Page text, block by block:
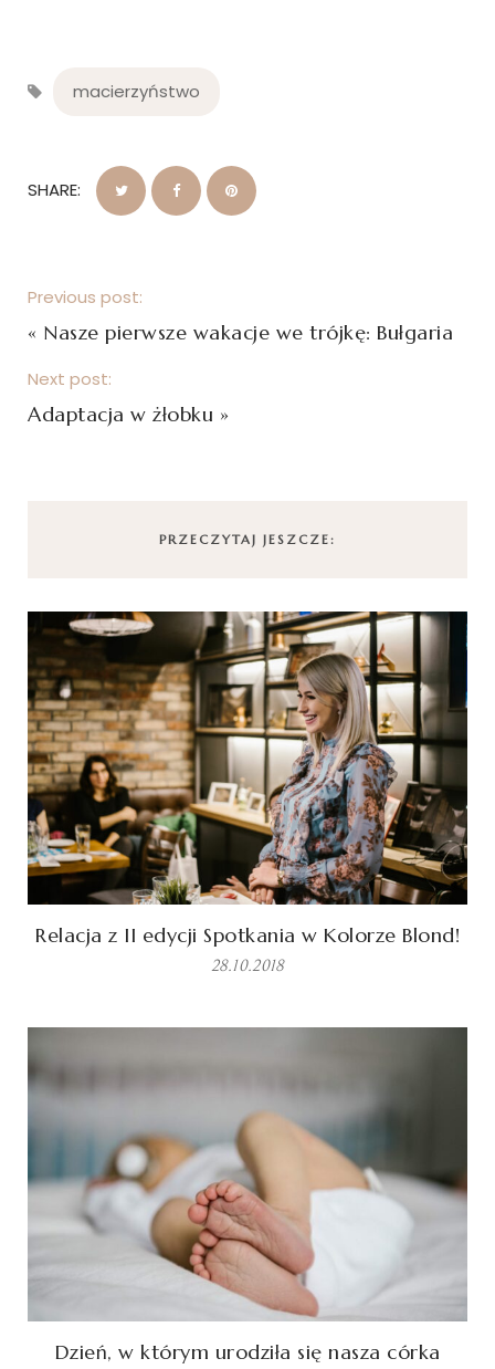
macierzyństwo
SHARE:
Previous post:
« Nasze pierwsze wakacje we trójkę: Bułgaria
Next post:
Adaptacja w żłobku »
PRZECZYTAJ JESZCZE:
Relacja z II edycji Spotkania w Kolorze Blond!
28.10.2018
Dzień, w którym urodziła się nasza córka